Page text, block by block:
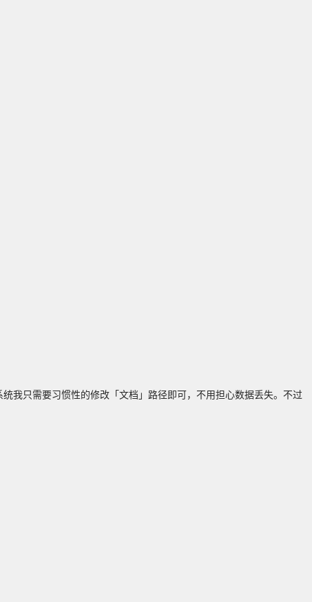
我只需要习惯性的修改「文档」路径即可，不用担心数据丢失。不过